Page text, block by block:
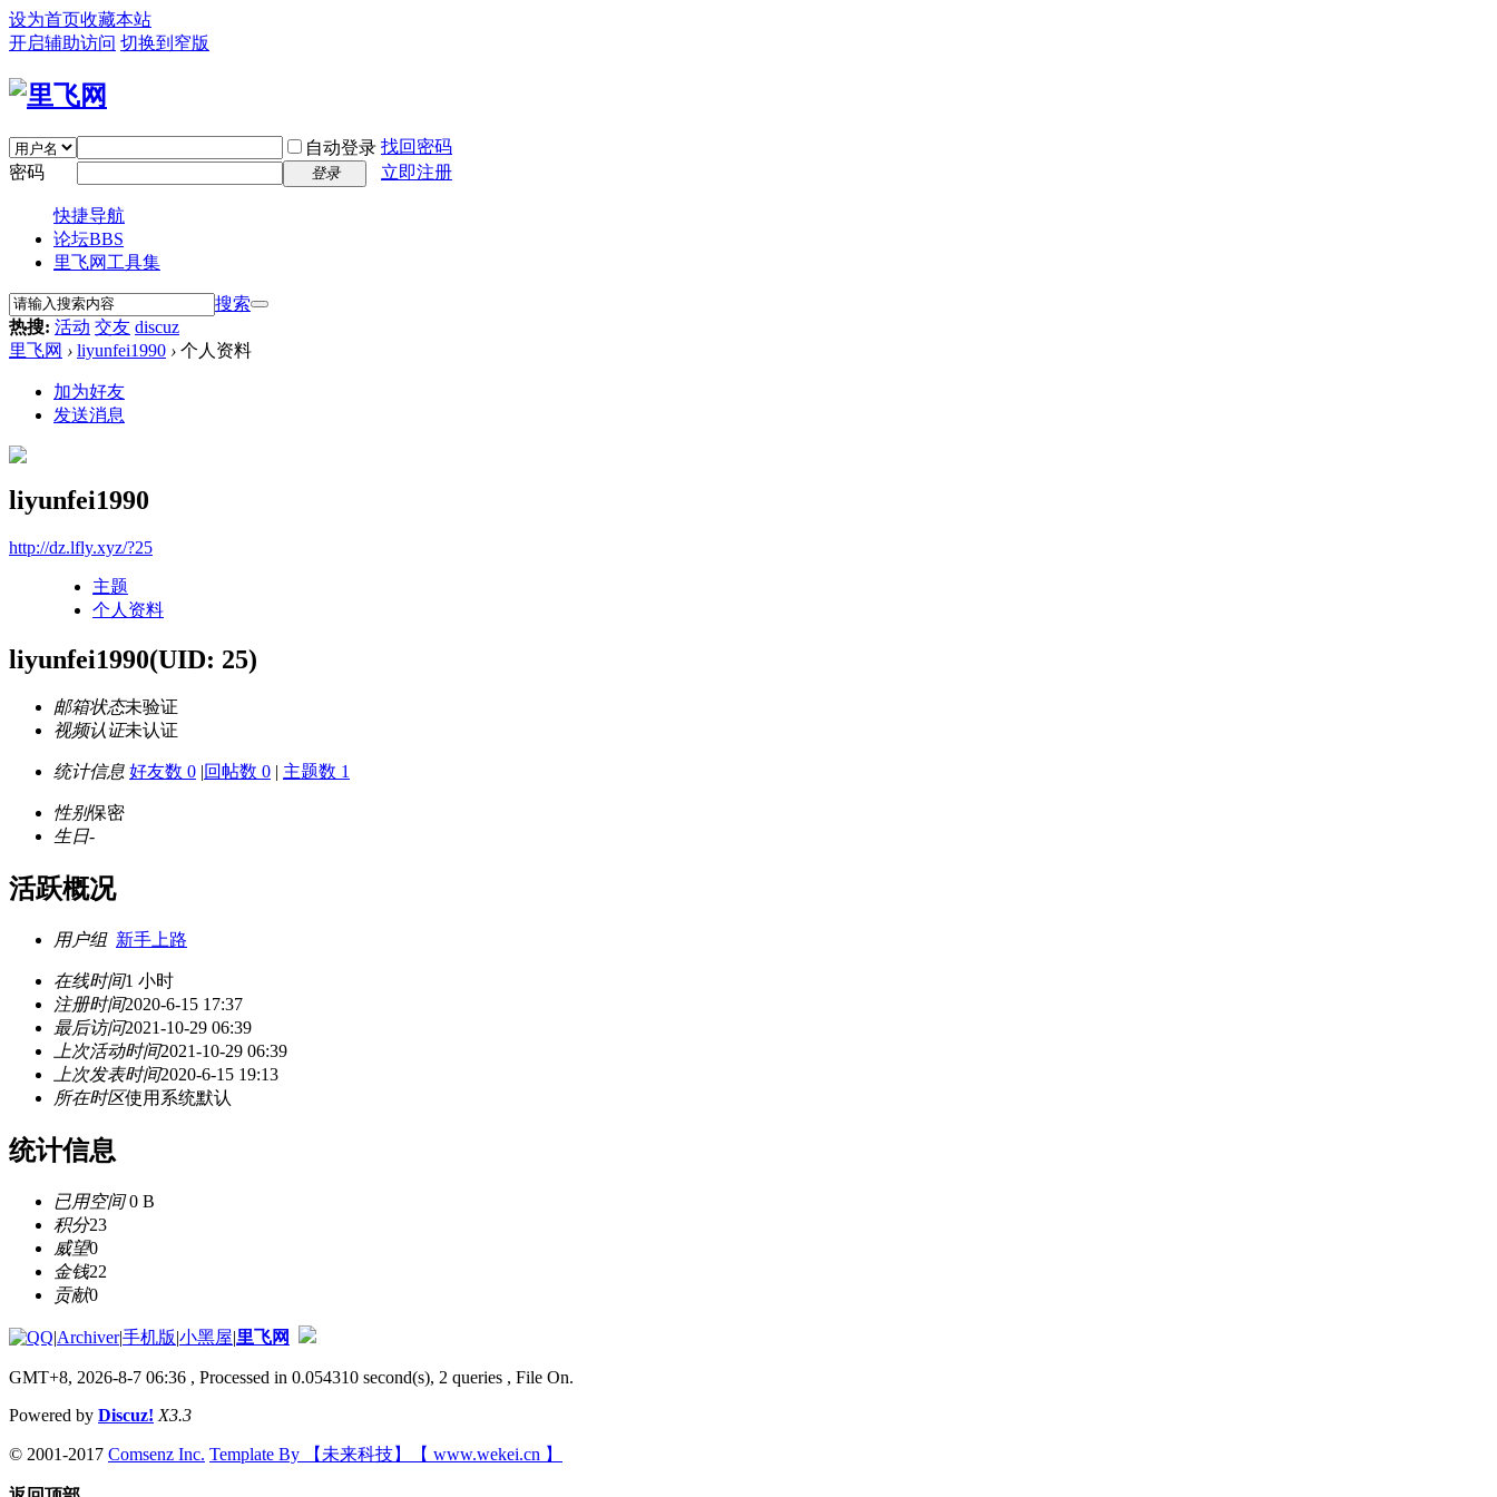
设为首页收藏本站
开启辅助访问 切换到窄版
自动登录 找回密码
密码
登录 立即注册
快捷导航
论坛BBS
里飞网工具集
搜索
热搜: 活动 交友 discuz
里飞网 › liyunfei1990 › 个人资料
加为好友
发送消息
liyunfei1990
http://dz.lfly.xyz/?25
主题
个人资料
liyunfei1990(UID: 25)
邮箱状态未验证
视频认证未认证
统计信息 好友数 0 |回帖数 0 | 主题数 1
性别保密
生日-
活跃概况
用户组 新手上路
在线时间1 小时
注册时间2020-6-15 17:37
最后访问2021-10-29 06:39
上次活动时间2021-10-29 06:39
上次发表时间2020-6-15 19:13
所在时区使用系统默认
统计信息
已用空间0 B
积分23
威望0
金钱22
贡献0
|Archiver|手机版|小黑屋|里飞网
GMT+8, 2026-8-7 06:36 , Processed in 0.054310 second(s), 2 queries , File On.
Powered by Discuz! X3.3
© 2001-2017 Comsenz Inc. Template By 【未来科技】【 www.wekei.cn 】